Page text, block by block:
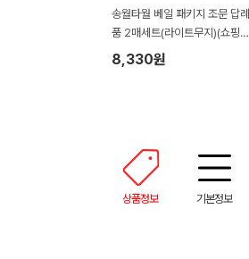
송월타월 베일 패키지 조문 답례
품 2매세트(라이트무지)(쇼핑백
증정)
8,330원
상품정보 기본정보